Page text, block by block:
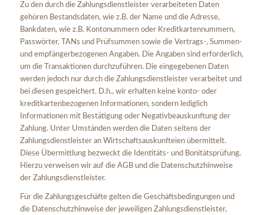
Zu den durch die Zahlungsdienstleister verarbeiteten Daten
gehören Bestandsdaten, wie z.B. der Name und die Adresse,
Bankdaten, wie z.B. Kontonummern oder Kreditkartennummern,
Passwörter, TANs und Prüfsummen sowie die Vertrags-, Summen-
und empfängerbezogenen Angaben. Die Angaben sind erforderlich,
um die Transaktionen durchzuführen. Die eingegebenen Daten
werden jedoch nur durch die Zahlungsdienstleister verarbeitet und
bei diesen gespeichert. D.h., wir erhalten keine konto- oder
kreditkartenbezogenen Informationen, sondern lediglich
Informationen mit Bestätigung oder Negativbeauskunftung der
Zahlung. Unter Umständen werden die Daten seitens der
Zahlungsdienstleister an Wirtschaftsauskunfteien übermittelt.
Diese Übermittlung bezweckt die Identitäts- und Bonitätsprüfung.
Hierzu verweisen wir auf die AGB und die Datenschutzhinweise
der Zahlungsdienstleister.
Für die Zahlungsgeschäfte gelten die Geschäftsbedingungen und
die Datenschutzhinweise der jeweiligen Zahlungsdienstleister,